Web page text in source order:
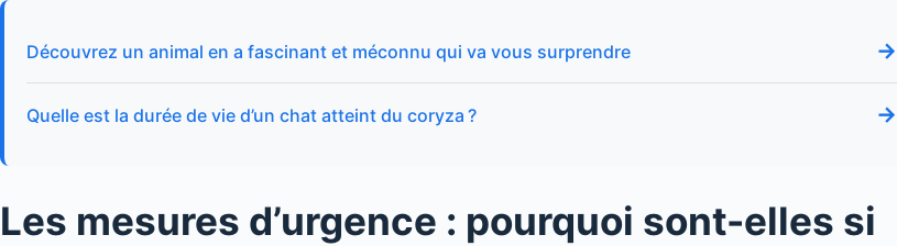
Découvrez un animal en a fascinant et méconnu qui va vous surprendre →
Quelle est la durée de vie d’un chat atteint du coryza ? →
Les mesures d’urgence : pourquoi sont-elles si